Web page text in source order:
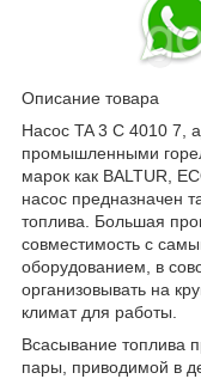
Описание товара
Насос TA 3 C 4010 7,
промышленными
марок как BALTUR,
насос предназначен
топлива. Большая
совместимость с
оборудованием, в
организовывать на
климат для работы.
Всасывание топлива
пары, приводимой в